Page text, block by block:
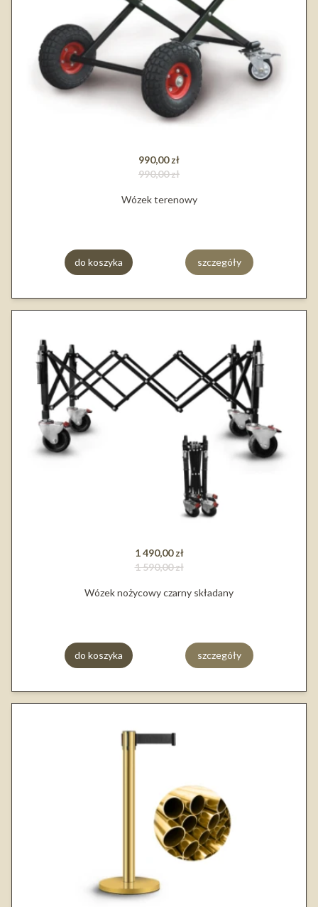
990,00 zł
990,00 zł
Wózek terenowy
do koszyka szczegóły
1 490,00 zł
1 590,00 zł
Wózek nożycowy czarny składany
do koszyka szczegóły